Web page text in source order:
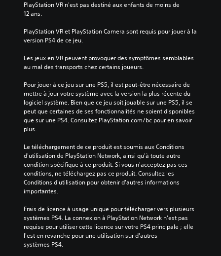
PlayStation VR n'est pas destiné aux enfants de moins de
12 ans.
PlayStation VR et PlayStation Camera sont requis pour jouer à la
version PS4 de ce jeu.
Les jeux en VR peuvent provoquer des symptômes semblables
au mal des transports chez certains joueurs.
Pour jouer à ce jeu sur une PS5, il est peut-être nécessaire de
mettre à jour votre système avec la version la plus récente du
logiciel système. Bien que ce jeu soit jouable sur une PS5, il se
peut que certaines de ses fonctionnalités ne soient disponibles
que sur une PS4. Consultez PlayStation.com/bc pour en savoir
plus.
Le téléchargement de ce produit est soumis aux Conditions
d'utilisation de PlayStation Network, ainsi qu'à toute autre
condition spécifique à ce produit. Si vous n'acceptez pas ces
conditions, ne téléchargez pas ce produit. Consultez les
Conditions d'utilisation pour obtenir d'autres informations
importantes.
Frais de licence à usage unique pour télécharger vers plusieurs
systèmes PS4. La connexion à PlayStation Network n'est pas
requise pour utiliser cette licence sur votre PS4 principale ; elle
l'est en revanche pour une utilisation sur d'autres
systèmes PS4.